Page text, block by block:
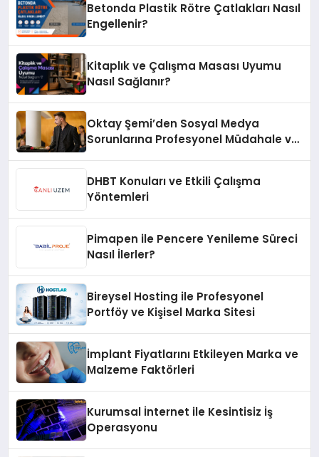
Betonda Plastik Rötre Çatlakları Nasıl
Engellenir?
Kitaplık ve Çalışma Masası Uyumu
Nasıl Sağlanır?
Oktay Şemi’den Sosyal Medya
Sorunlarına Profesyonel Müdahale ve
DHBT Konuları ve Etkili Çalışma
Yöntemleri
Pimapen ile Pencere Yenileme Süreci
Nasıl İlerler?
Bireysel Hosting ile Profesyonel
Portföy ve Kişisel Marka Sitesi
İmplant Fiyatlarını Etkileyen Marka ve
Malzeme Faktörleri
Kurumsal İnternet ile Kesintisiz İş
Operasyonu